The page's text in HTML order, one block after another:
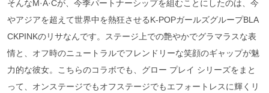
そんなM·A·Cが、今季パートナーシップを組むことにしたのは、今
やアジアを超えて世界中を熱狂させるK-POPガールズグループBLA
CKPINKのリサなんです。ステージ上での艶やかでグラマラスな表
情と、オフ時のニュートラルでフレンドリーな笑顔のギャップが魅
力的な彼女。こちらのコラボでも、グロー プレイ シリーズをまと
って、オンステージでもオフステージでもエフォートレスに輝くリ